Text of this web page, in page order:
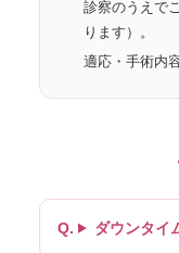
診察のうえで
ります）。
適応・手術内
ダウンタイ